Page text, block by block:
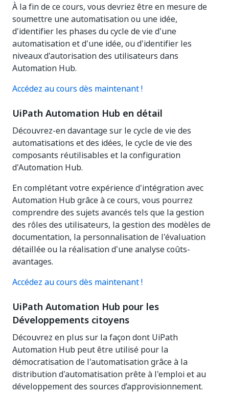
À la fin de ce cours, vous devriez être en mesure de
soumettre une automatisation ou une idée,
d'identifier les phases du cycle de vie d'une
automatisation et d'une idée, ou d'identifier les
niveaux d'autorisation des utilisateurs dans
Automation Hub.
Accédez au cours dès maintenant !
UiPath Automation Hub en détail
Découvrez-en davantage sur le cycle de vie des
automatisations et des idées, le cycle de vie des
composants réutilisables et la configuration
d'Automation Hub.
En complétant votre expérience d'intégration avec
Automation Hub grâce à ce cours, vous pourrez
comprendre des sujets avancés tels que la gestion
des rôles des utilisateurs, la gestion des modèles de
documentation, la personnalisation de l'évaluation
détaillée ou la réalisation d'une analyse coûts-
avantages.
Accédez au cours dès maintenant !
UiPath Automation Hub pour les
Développements citoyens
Découvrez en plus sur la façon dont UiPath
Automation Hub peut être utilisé pour la
démocratisation de l'automatisation grâce à la
distribution d'automatisation prête à l'emploi et au
développement des sources d’approvisionnement.